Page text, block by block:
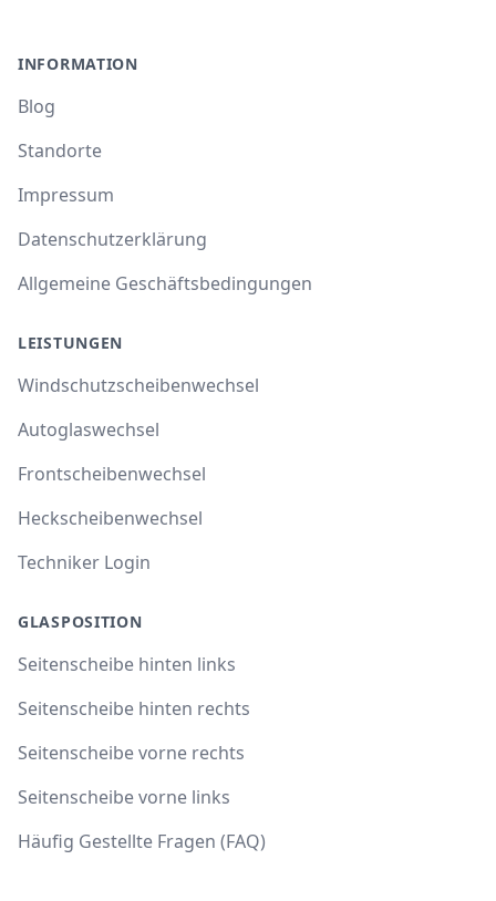
INFORMATION
Blog
Standorte
Impressum
Datenschutzerklärung
Allgemeine Geschäftsbedingungen
LEISTUNGEN
Windschutzscheibenwechsel
Autoglaswechsel
Frontscheibenwechsel
Heckscheibenwechsel
Techniker Login
GLASPOSITION
Seitenscheibe hinten links
Seitenscheibe hinten rechts
Seitenscheibe vorne rechts
Seitenscheibe vorne links
Häufig Gestellte Fragen (FAQ)